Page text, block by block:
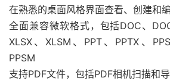
在熟悉的桌面风格界面查看、创建和
全面兼容微软格式，包括DOC、
XLSX、XLSM、PPT、PPTX、
PPSM
支持PDF文件，包括PDF相机扫描和